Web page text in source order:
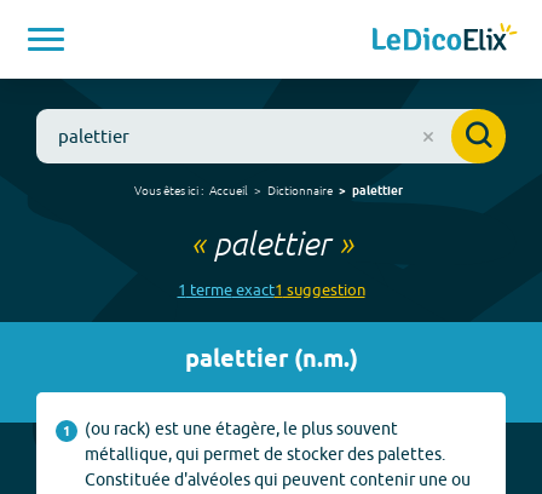
Vous êtes ici : Accueil Dictionnaire palettier
« palettier»
1 termeexact1 suggestion
palettier(n.m.)
1
(ou rack) est une étagère, le plus souvent
métallique, qui permet de stocker des palettes.
Constituée d'alvéoles qui peuvent contenir une ou